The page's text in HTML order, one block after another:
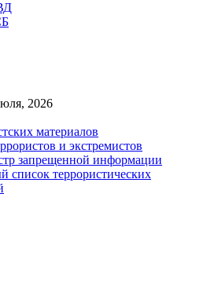
2026
материалов
и экстремистов
запрещенной информации
список террористических